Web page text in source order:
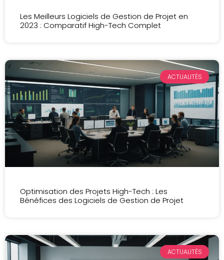
Les Meilleurs Logiciels de Gestion de Projet en
2023 : Comparatif High-Tech Complet
ACTUALITÉS
Optimisation des Projets High-Tech : Les
Bénéfices des Logiciels de Gestion de Projet
ACTUALITÉS